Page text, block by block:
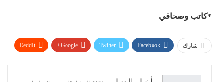
*كاتب وصحافي
شارك Facebook
Twitter
Google+
ReddIt